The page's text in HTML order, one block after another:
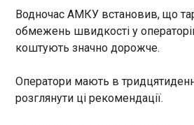
Широкі можливості були
отримавши м’яч на хід від
штрафним, вийшов на ударну
возилися "гірники", проте до
прокласти прохід не могли
першого тайму. Допомога
Укренерго: 1 травня в
відключень світла
00:21:23
Водночас АМКУ встановив, що
обмежень швидкості у
коштують значно дорожче.
Оператори мають в
розглянути ці рекомендації.